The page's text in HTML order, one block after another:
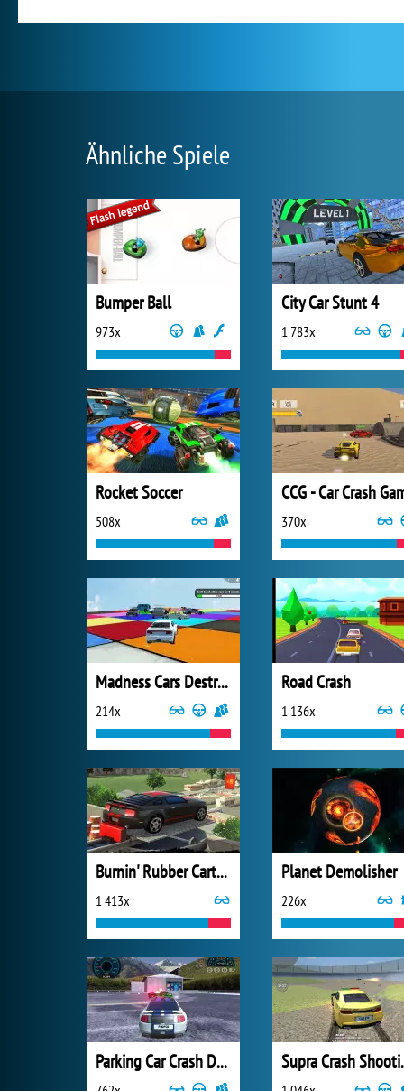
Ähnliche Spiele
Bumper Ball
973x
City Car Stunt 4
1 783x
Rocket Soccer
508x
CCG - Car Crash
370x
Madness Cars Destroy
214x
Road Crash
1 136x
Burnin' Rubber Cartapult
1 413x
Planet Demolisher
226x
Parking Car Crash Demolition Multiplayer Supra